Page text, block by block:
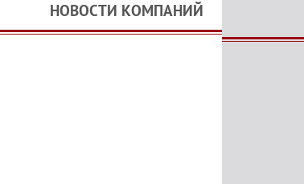
НОВОСТИ КОМПАНИЙ